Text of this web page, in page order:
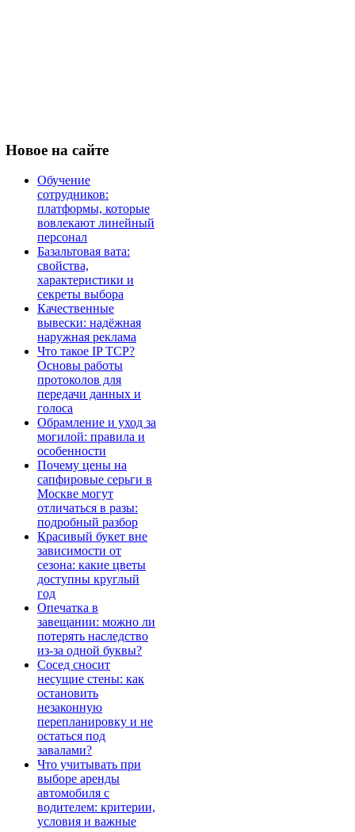
Новое на сайте
Обучение
сотрудников:
платформы, которые
вовлекают линейный
персонал
Базальтовая вата:
свойства,
характеристики и
секреты выбора
Качественные
вывески: надёжная
наружная реклама
Что такое IP TCP?
Основы работы
протоколов для
передачи данных и
голоса
Обрамление и уход за
могилой: правила и
особенности
Почему цены на
сапфировые серьги в
Москве могут
отличаться в разы:
подробный разбор
Красивый букет вне
зависимости от
сезона: какие цветы
доступны круглый
год
Опечатка в
завещании: можно ли
потерять наследство
из-за одной буквы?
Сосед сносит
несущие стены: как
остановить
незаконную
перепланировку и не
остаться под
завалами?
Что учитывать при
выборе аренды
автомобиля с
водителем: критерии,
условия и важные